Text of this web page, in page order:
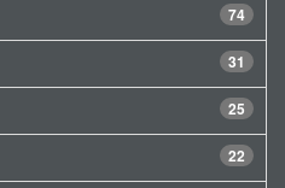
74
31
25
22